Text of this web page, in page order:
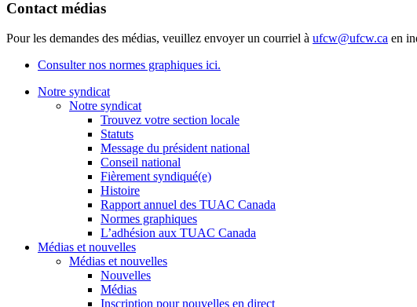
Contact médias
Pour les demandes des médias, veuillez envoyer un courriel à ufcw@ufcw.ca en
Consulter nos normes graphiques ici.
Notre syndicat
Notre syndicat
Trouvez votre section locale
Statuts
Message du président national
Conseil national
Fièrement syndiqué(e)
Histoire
Rapport annuel des TUAC Canada
Normes graphiques
L’adhésion aux TUAC Canada
Médias et nouvelles
Médias et nouvelles
Nouvelles
Médias
Inscription pour nouvelles en direct